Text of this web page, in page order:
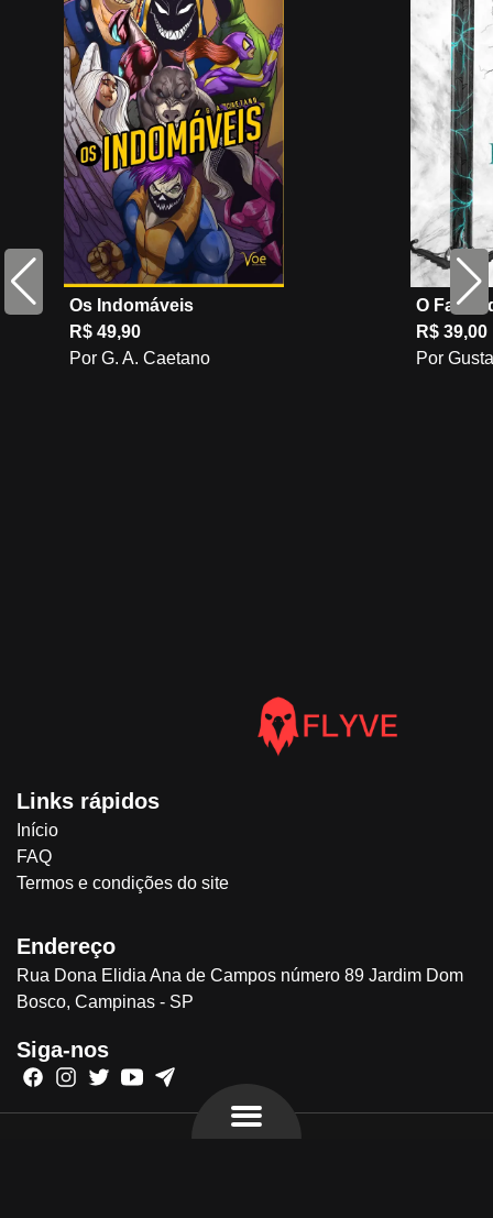
Os Indomáveis
R$ 49,90
Por G. A. Caetano
O Fardo
R$ 39,00
Por
Links rápidos
Início
FAQ
Termos e condições do site
Endereço
Rua Dona Elidia Ana de Campos número 89 Jardim Dom
Bosco, Campinas - SP
Siga-nos